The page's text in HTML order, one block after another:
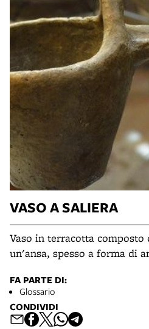
VASO A SALIERA
Vaso in terracotta
un'ansa, spesso a forma di
FA PARTE DI:
Glossario
CONDIVIDI